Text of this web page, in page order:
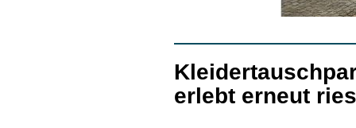
erlebt erneut